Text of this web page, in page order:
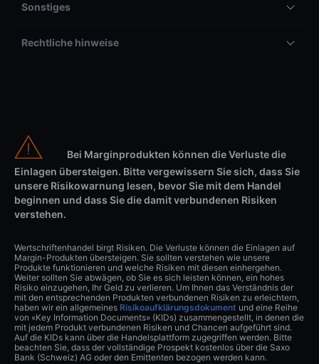
Sonstiges
Rechtliche hinweise
Bei Marginprodukten können die Verluste die
Einlagen übersteigen. Bitte vergewissern Sie sich, dass Sie
unsere Risikowarnung lesen, bevor Sie mit dem Handel
beginnen und dass Sie die damit verbundenen Risiken
verstehen.
Wertschriftenhandel birgt Risiken. Die Verluste können die Einlagen auf
Margin-Produkten übersteigen. Sie sollten verstehen wie unsere
Produkte funktionieren und welche Risiken mit diesen einhergehen.
Weiter sollten Sie abwägen, ob Sie es sich leisten können, ein hohes
Risiko einzugehen, Ihr Geld zu verlieren. Um Ihnen das Verständnis der
mit den entsprechenden Produkten verbundenen Risiken zu erleichtern,
haben wir ein allgemeines Risikoaufklärungsdokument und eine Reihe
von «Key Information Documents» (KIDs) zusammengestellt, in denen die
mit jedem Produkt verbundenen Risiken und Chancen aufgeführt sind.
Auf die KIDs kann über die Handelsplattform zugegriffen werden. Bitte
beachten Sie, dass der vollständige Prospekt kostenlos über die Saxo
Bank (Schweiz) AG oder den Emittenten bezogen werden kann.